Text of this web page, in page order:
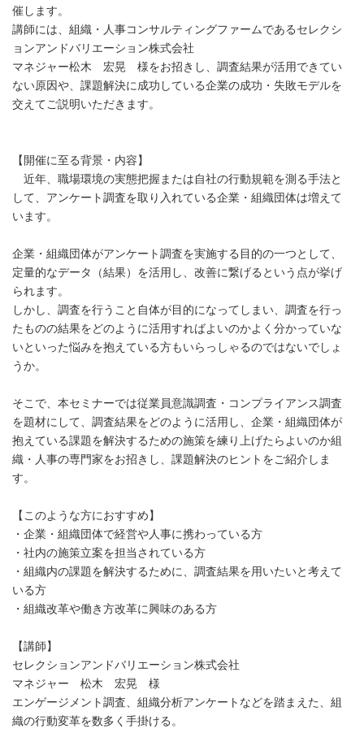
催します。
講師には、組織・人事コンサルティングファームであるセレクシ
ョンアンドバリエーション株式会社
マネジャー松木 宏晃 様をお招きし、調査結果が活用できてい
ない原因や、課題解決に成功している企業の成功・失敗モデルを
交えてご説明いただきます。
【開催に至る背景・内容】
近年、職場環境の実態把握または自社の行動規範を測る手法と
して、アンケート調査を取り入れている企業・組織団体は増えて
います。
企業・組織団体がアンケート調査を実施する目的の一つとして、
定量的なデータ（結果）を活用し、改善に繋げるという点が挙げ
られます。
しかし、調査を行うこと自体が目的になってしまい、調査を行っ
たものの結果をどのように活用すればよいのかよく分かっていな
いといった悩みを抱えている方もいらっしゃるのではないでしょ
うか。
そこで、本セミナーでは従業員意識調査・コンプライアンス調査
を題材にして、調査結果をどのように活用し、企業・組織団体が
抱えている課題を解決するための施策を練り上げたらよいのか組
織・人事の専門家をお招きし、課題解決のヒントをご紹介しま
す。
【このような方におすすめ】
・企業・組織団体で経営や人事に携わっている方
・社内の施策立案を担当されている方
・組織内の課題を解決するために、調査結果を用いたいと考えて
いる方
・組織改革や働き方改革に興味のある方
【講師】
セレクションアンドバリエーション株式会社
マネジャー 松木 宏晃 様
エンゲージメント調査、組織分析アンケートなどを踏まえた、組
織の行動変革を数多く手掛ける。